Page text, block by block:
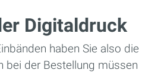
Digitaldruck
haben Sie also die
bei der Bestellung müssen